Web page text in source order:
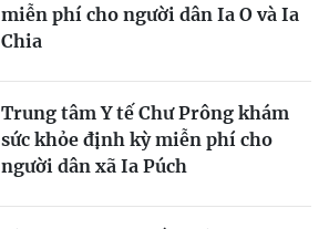
miễn phí cho người dân Ia O và Ia
Chia
Trung tâm Y tế Chư Prông khám
sức khỏe định kỳ miễn phí cho
người dân xã Ia Púch